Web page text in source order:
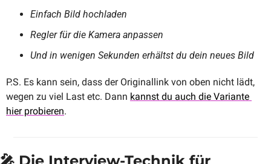
Einfach Bild hochladen
Regler für die Kamera anpassen
Und in wenigen Sekunden erhältst du dein neues Bild
P.S. Es kann sein, dass der Originallink von oben nicht lädt,
wegen zu viel Last etc. Dann kannst du auch die Variante
hier probieren.